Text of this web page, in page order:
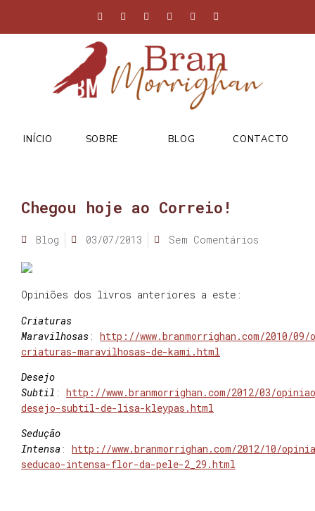
INÍCIO SOBRE BLOG CONTACTO
Chegou hoje ao Correio!
Blog 03/07/2013 Sem Comentários
Opiniões dos livros anteriores a este:
Criaturas
Maravilhosas : http://www.branmorrighan.com/2010/
criaturas-maravilhosas-de-kami.html
Desejo
Subtil : http://www.branmorrighan.com/2012/03/
desejo-subtil-de-lisa-kleypas.html
Sedução
Intensa : http://www.branmorrighan.com/2012/10/
seducao-intensa-flor-da-pele-2_29.html